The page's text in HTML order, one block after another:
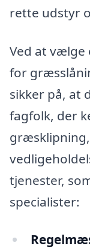
rette udstyr
Ved at vælge
for
sikker på, at
fagfolk, der
tjenester,
specialister: